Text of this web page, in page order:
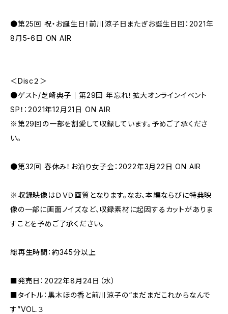
●第25回 祝・お誕生日！前川涼子日またぎお誕生日回：2021年
8月5-6日 ON AIR
＜Disc２＞
●ゲスト/芝崎典子｜第29回 年忘れ！拡大オンラインイベント
SP！：2021年12月21日 ON AIR
※第29回の一部を割愛して収録しています。予めご了承くださ
い。
●第32回 春休み！お泊り女子会：2022年3月22日 ON AIR
※収録映像はＤＶＤ画質となります。なお、本編ならびに特典映
像の一部に画面ノイズなど、収録素材に起因するカットがありま
すことを予めご了承ください。
総再生時間：約345分以上
■発売日：2022年8月24日（水）
■タイトル：黒木ほの香と前川涼子の“まだまだこれからなんで
す”VOL.３